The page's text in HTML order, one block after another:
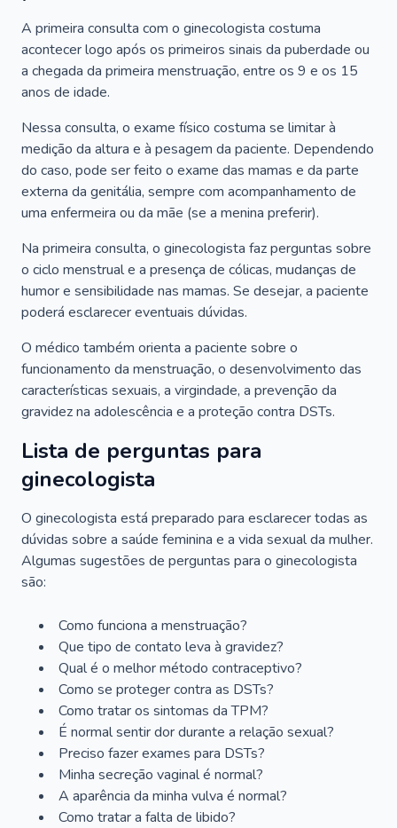
A primeira consulta com o ginecologista costuma
acontecer logo após os primeiros sinais da puberdade ou
a chegada da primeira menstruação, entre os 9 e os 15
anos de idade.
Nessa consulta, o exame físico costuma se limitar à
medição da altura e à pesagem da paciente. Dependendo
do caso, pode ser feito o exame das mamas e da parte
externa da genitália, sempre com acompanhamento de
uma enfermeira ou da mãe (se a menina preferir).
Na primeira consulta, o ginecologista faz perguntas sobre
o ciclo menstrual e a presença de cólicas, mudanças de
humor e sensibilidade nas mamas. Se desejar, a paciente
poderá esclarecer eventuais dúvidas.
O médico também orienta a paciente sobre o
funcionamento da menstruação, o desenvolvimento das
características sexuais, a virgindade, a prevenção da
gravidez na adolescência e a proteção contra DSTs.
Lista de perguntas para
ginecologista
O ginecologista está preparado para esclarecer todas as
dúvidas sobre a saúde feminina e a vida sexual da mulher.
Algumas sugestões de perguntas para o ginecologista
são:
Como funciona a menstruação?
Que tipo de contato leva à gravidez?
Qual é o melhor método contraceptivo?
Como se proteger contra as DSTs?
Como tratar os sintomas da TPM?
É normal sentir dor durante a relação sexual?
Preciso fazer exames para DSTs?
Minha secreção vaginal é normal?
A aparência da minha vulva é normal?
Como tratar a falta de libido?